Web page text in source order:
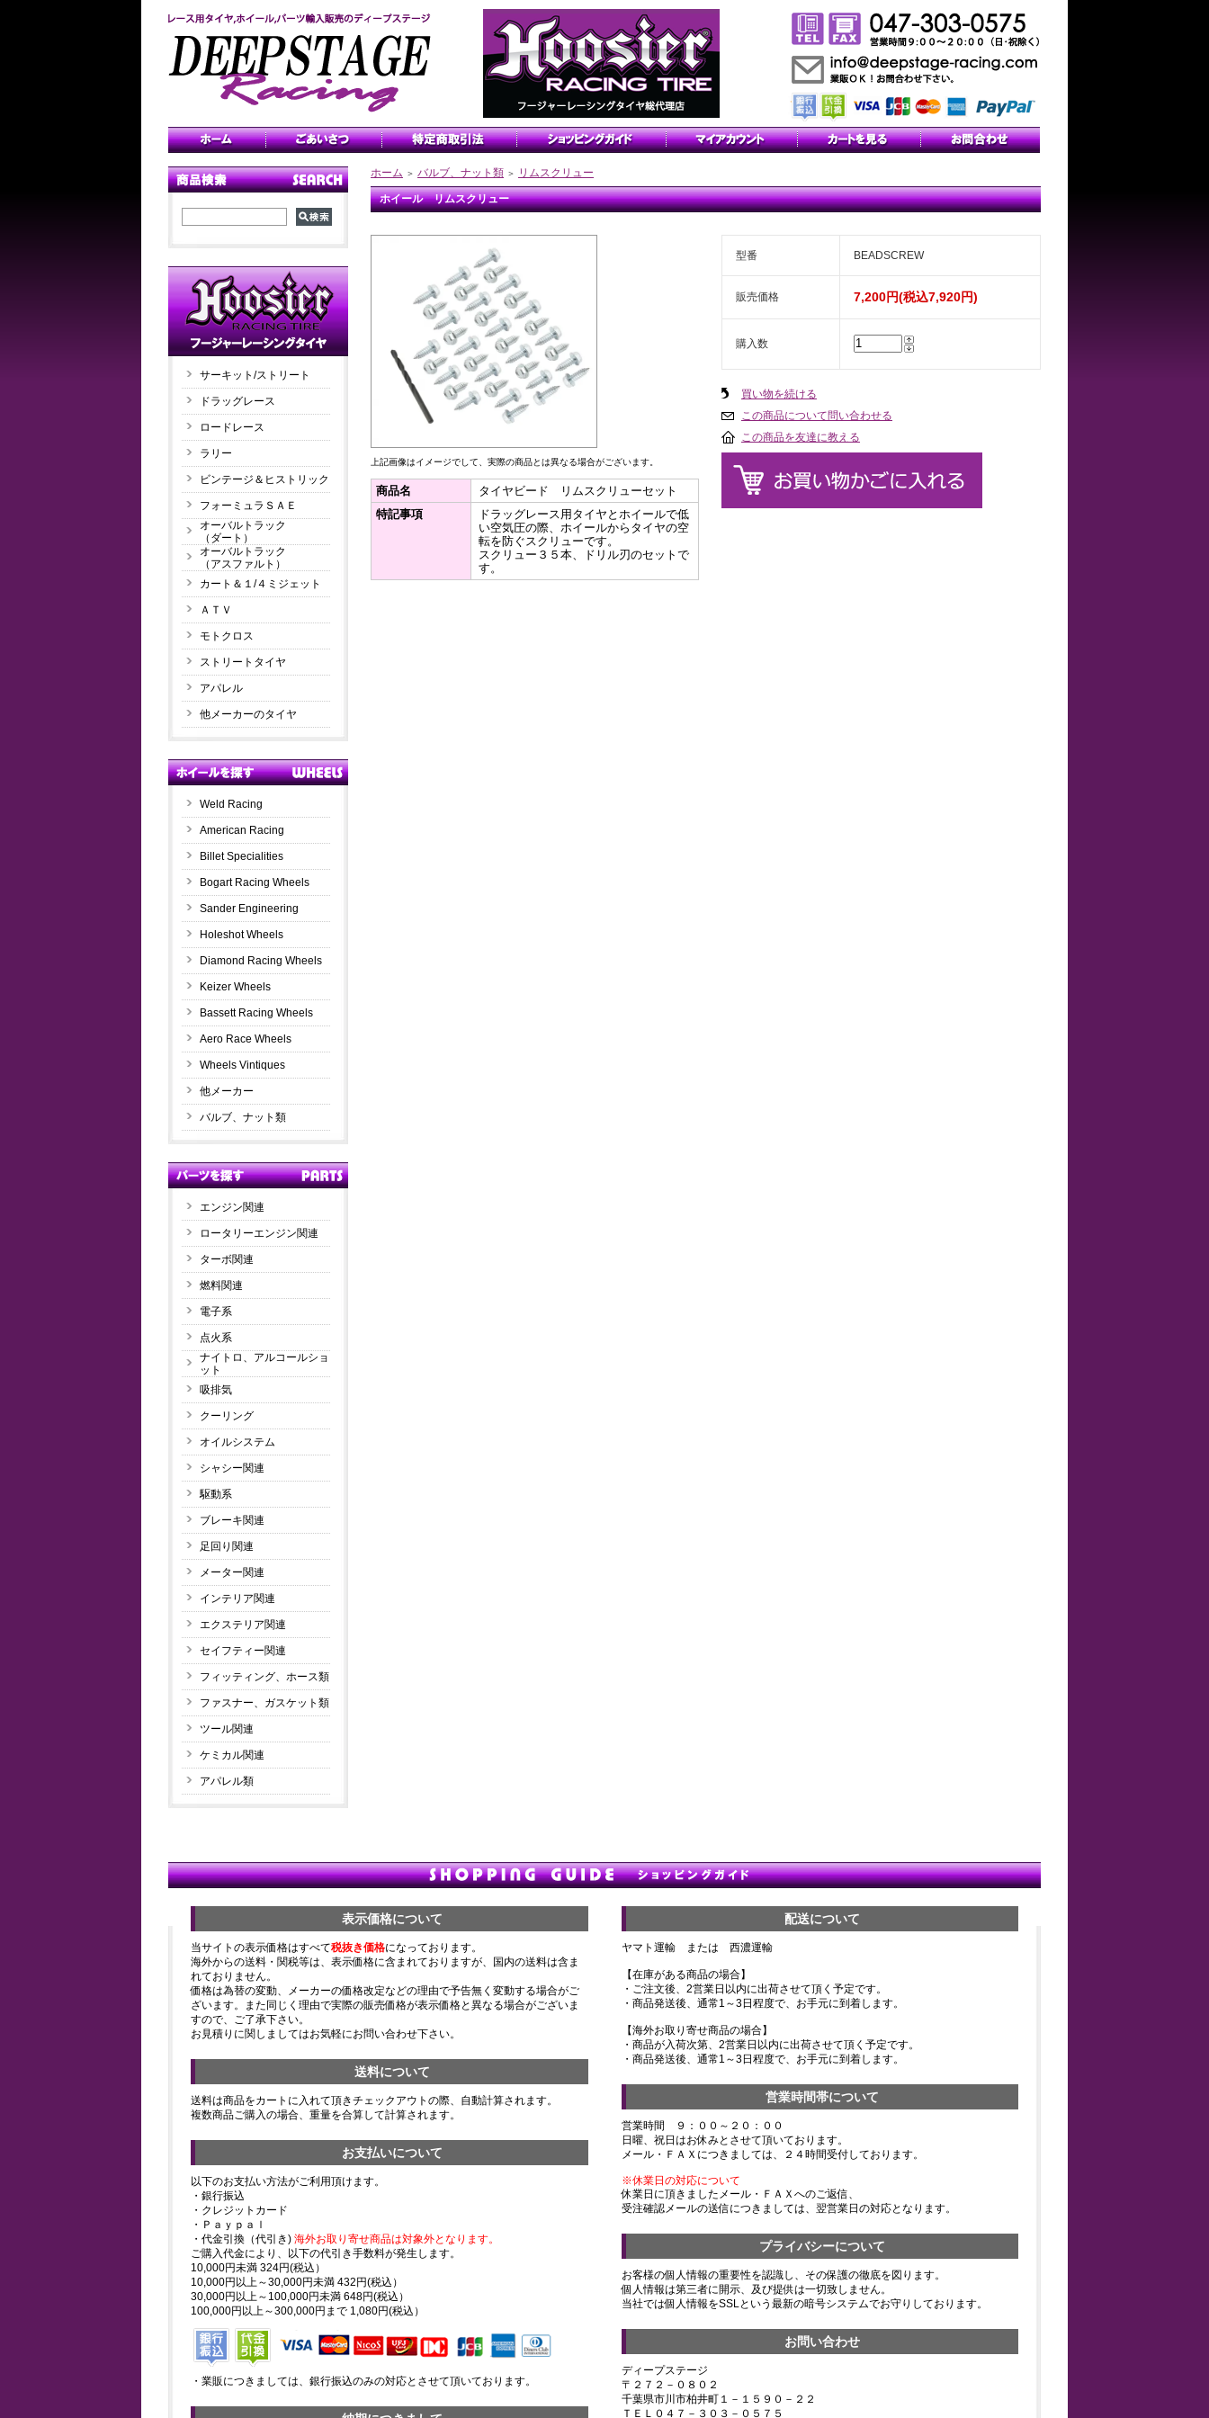
サーキット/ストリート
ドラッグレース
ロードレース
ラリー
ビンテージ＆ヒストリック
フォーミュラＳＡＥ
オーバルトラック
（ダート）
オーバルトラック
（アスファルト）
カート＆１/４ミジェット
ＡＴＶ
モトクロス
ストリートタイヤ
アパレル
他メーカーのタイヤ
Weld Racing
American Racing
Billet Specialities
Bogart Racing Wheels
Sander Engineering
Holeshot Wheels
Diamond Racing Wheels
Keizer Wheels
Bassett Racing Wheels
Aero Race Wheels
Wheels Vintiques
他メーカー
バルブ、ナット類
エンジン関連
ロータリーエンジン関連
ターボ関連
燃料関連
電子系
点火系
ナイトロ、アルコールショ
ット
吸排気
クーリング
オイルシステム
シャシー関連
駆動系
ブレーキ関連
足回り関連
メーター関連
インテリア関連
エクステリア関連
セイフティー関連
フィッティング、ホース類
ファスナー、ガスケット類
ツール関連
ケミカル関連
アパレル類
ホーム ＞ バルブ、ナット類 ＞ リムスクリュー
ホイール リムスクリュー
上記画像はイメージでして、実際の商品とは異なる場合がございます。
商品名
タイヤビード リムスクリューセット
特記事項
ドラッグレース用タイヤとホイールで低
い空気圧の際、ホイールからタイヤの空
転を防ぐスクリューです。
スクリュー３５本、ドリル刃のセットで
す。
型番 BEADSCREW
販売価格 7,200円(税込7,920円)
購入数
買い物を続ける
この商品について問い合わせる
この商品を友達に教える
表示価格について
当サイトの表示価格はすべて税抜き価格になっております。
海外からの送料・関税等は、表示価格に含まれておりますが、国内の送料は含ま
れておりません。
価格は為替の変動、メーカーの価格改定などの理由で予告無く変動する場合がご
ざいます。また同じく理由で実際の販売価格が表示価格と異なる場合がございま
すので、ご了承下さい。
お見積りに関しましてはお気軽にお問い合わせ下さい。
送料について
送料は商品をカートに入れて頂きチェックアウトの際、自動計算されます。
複数商品ご購入の場合、重量を合算して計算されます。
お支払いについて
以下のお支払い方法がご利用頂けます。
・銀行振込
・クレジットカード
・Ｐａｙｐａｌ
・代金引換（代引き) 海外お取り寄せ商品は対象外となります。
ご購入代金により、以下の代引き手数料が発生します。
10,000円未満 324円(税込）
10,000円以上～30,000円未満 432円(税込）
30,000円以上～100,000円未満 648円(税込）
100,000円以上～300,000円まで 1,080円(税込）
・業販につきましては、銀行振込のみの対応とさせて頂いております。
配送について
ヤマト運輸 または 西濃運輸
【在庫がある商品の場合】
・ご注文後、2営業日以内に出荷させて頂く予定です。
・商品発送後、通常1～3日程度で、お手元に到着します。
【海外お取り寄せ商品の場合】
・商品が入荷次第、2営業日以内に出荷させて頂く予定です。
・商品発送後、通常1～3日程度で、お手元に到着します。
営業時間帯について
営業時間 ９：００～２０：００
日曜、祝日はお休みとさせて頂いております。
メール・ＦＡＸにつきましては、２４時間受付しております。
※休業日の対応について
休業日に頂きましたメール・ＦＡＸへのご返信、
受注確認メールの送信につきましては、翌営業日の対応となります。
プライバシーについて
お客様の個人情報の重要性を認識し、その保護の徹底を図ります。
個人情報は第三者に開示、及び提供は一切致しません。
当社では個人情報をSSLという最新の暗号システムでお守りしております。
お問い合わせ
ディープステージ
〒２７２－０８０２
千葉県市川市柏井町１－１５９０－２２
ＴＥＬ０４７－３０３－０５７５